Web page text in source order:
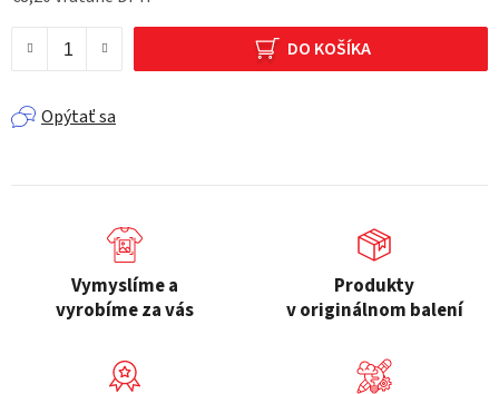
DO KOŠÍKA
Opýtať sa
Vymyslíme a
vyrobíme za vás
Produkty
v originálnom balení